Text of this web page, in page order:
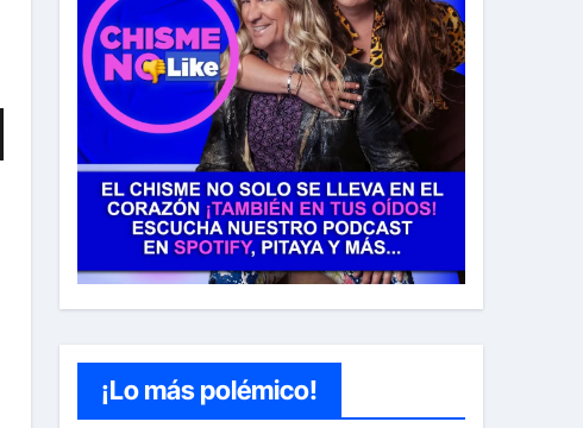
¡Lo más polémico!